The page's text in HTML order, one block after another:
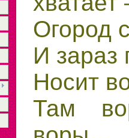
Огород
И зараз
Носит
Там